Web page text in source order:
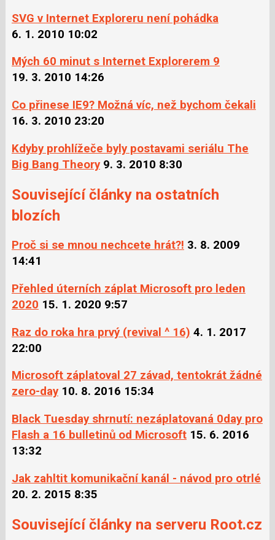
SVG v Internet Exploreru není pohádka
6. 1. 2010 10:02
Mých 60 minut s Internet Explorerem 9
19. 3. 2010 14:26
Co přinese IE9? Možná víc, než bychom čekali
16. 3. 2010 23:20
Kdyby prohlížeče byly postavami seriálu The
Big Bang Theory 9. 3. 2010 8:30
Související články na ostatních
blozích
Proč si se mnou nechcete hrát?! 3. 8. 2009
14:41
Přehled úterních záplat Microsoft pro leden
2020 15. 1. 2020 9:57
Raz do roka hra prvý (revival ^ 16) 4. 1. 2017
22:00
Microsoft záplatoval 27 závad, tentokrát žádné
zero-day 10. 8. 2016 15:34
Black Tuesday shrnutí: nezáplatovaná 0day pro
Flash a 16 bulletinů od Microsoft 15. 6. 2016
13:32
Jak zahltit komunikační kanál - návod pro otrlé
20. 2. 2015 8:35
Související články na serveru Root.cz